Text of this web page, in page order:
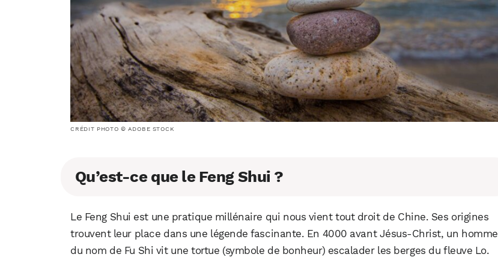
CRÉDIT PHOTO © ADOBE STOCK
Qu’est-ce que le Feng Shui ?
Le Feng Shui est une pratique millénaire qui nous vient tout droit de Chine. Ses origines
trouvent leur place dans une légende fascinante. En 4000 avant Jésus-Christ, un homme
du nom de Fu Shi vit une tortue (symbole de bonheur) escalader les berges du fleuve Lo.